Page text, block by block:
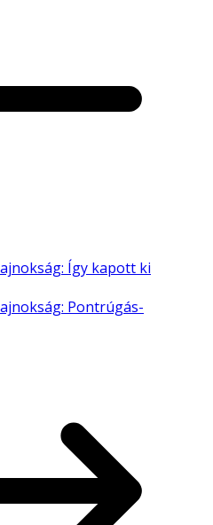
Így kapott ki
Pontrúgás-